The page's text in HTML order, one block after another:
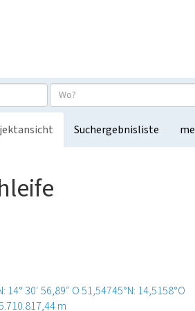
Suchergebnisliste
14° 30′ 56,89″ O51,54745°N: 14,5158°O
m